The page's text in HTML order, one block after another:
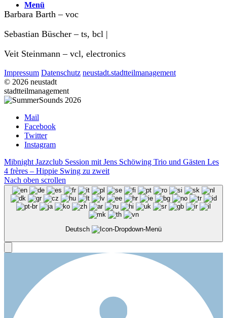
Menü
Barbara Barth – voc
Sebastian Büscher – ts, bcl |
Veit Steinmann – vcl, electronics
Impressum Datenschutz neustadt.stadtteilmanagement
© 2026 neustadt
stadtteilmanagement
Mail
Facebook
Twitter
Instagram
Mibnight Jazzclub Session mit Jens Schöwing Trio und Gästen Les
4 frères – Hippie Swing zu zweit
Nach oben scrollen
Deutsch